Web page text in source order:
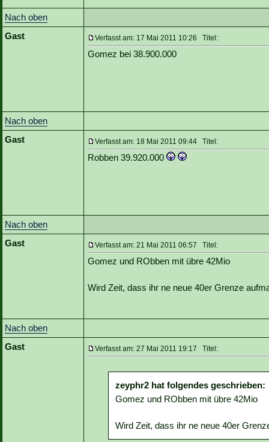
Nach oben
Gast
Verfasst am: 17 Mai 2011 10:26 Titel:
Gomez bei 38.900.000
Nach oben
Gast
Verfasst am: 18 Mai 2011 09:44 Titel:
Robben 39.920.000
Nach oben
Gast
Verfasst am: 21 Mai 2011 06:57 Titel:
Gomez und RObben mit übre 42Mio
Wird Zeit, dass ihr ne neue 40er Grenze
Nach oben
Gast
Verfasst am: 27 Mai 2011 19:17 Titel:
zeyphr2 hat folgendes geschrieben:
Gomez und RObben mit übre 42Mio
Wird Zeit, dass ihr ne neue 40er